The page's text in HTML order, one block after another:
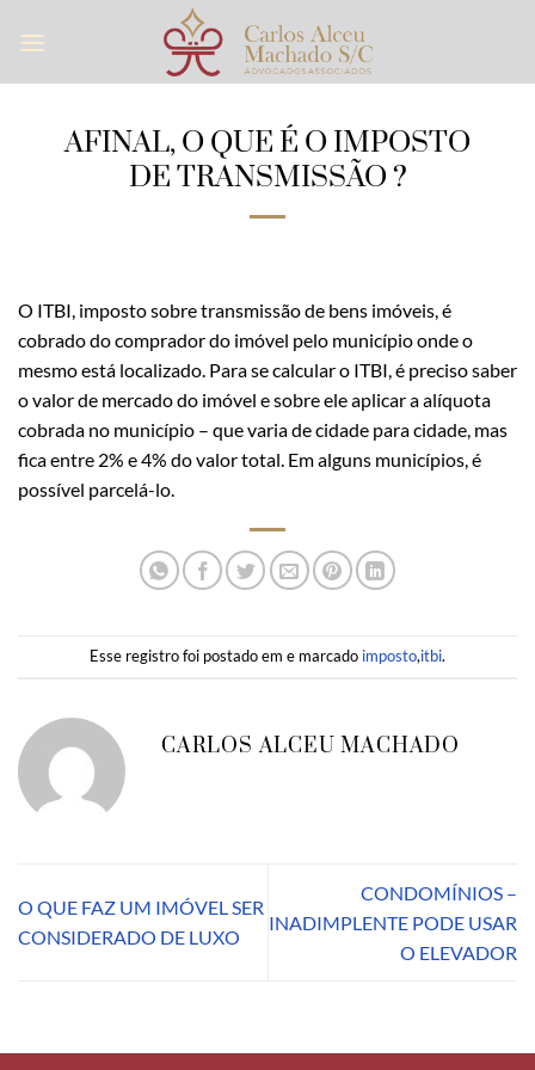
AFINAL, O QUE É O IMPOSTO
DE TRANSMISSÃO ?
O ITBI, imposto sobre transmissão de bens imóveis, é
cobrado do comprador do imóvel pelo município onde o
mesmo está localizado. Para se calcular o ITBI, é preciso saber
o valor de mercado do imóvel e sobre ele aplicar a alíquota
cobrada no município – que varia de cidade para cidade, mas
fica entre 2% e 4% do valor total. Em alguns municípios, é
possível parcelá-lo.
Esse registro foi postado em e marcado imposto,itbi.
CARLOS ALCEU MACHADO
O QUE FAZ UM IMÓVEL SER
CONSIDERADO DE LUXO
CONDOMÍNIOS –
INADIMPLENTE PODE USAR
O ELEVADOR